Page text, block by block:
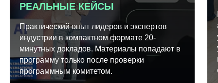
РЕАЛЬНЫЕ КЕЙСЫ
Практический опыт лидеров и экспертов
индустрии в компактном формате 20-
минутных докладов. Материалы попадают в
программу только после проверки
программным комитетом.